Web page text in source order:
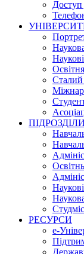
Доступ
Сталий
ПІДРОЗДІЛИ
РЕСУРСИ
е-